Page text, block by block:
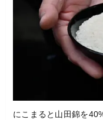
にこまると山田錦を